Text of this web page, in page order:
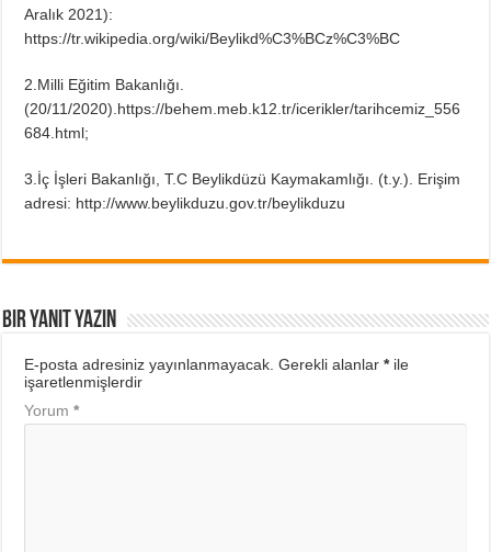
Aralık 2021):
https://tr.wikipedia.org/wiki/Beylikd%C3%BCz%C3%BC
2.Milli Eğitim Bakanlığı.
(20/11/2020).https://behem.meb.k12.tr/icerikler/tarihcemiz_556
684.html;
3.İç İşleri Bakanlığı, T.C Beylikdüzü Kaymakamlığı. (t.y.). Erişim
adresi: http://www.beylikduzu.gov.tr/beylikduzu
Bir yanıt yazın
E-posta adresiniz yayınlanmayacak. Gerekli alanlar*ile
işaretlenmişlerdir
Yorum*